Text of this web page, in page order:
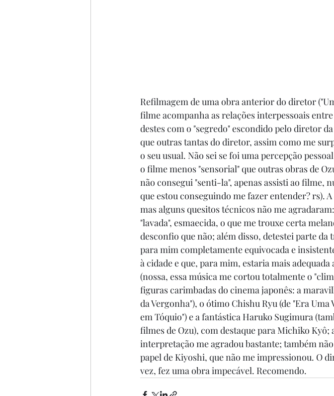
Refilmagem de uma obra anterior do diretor
filme acompanha as relações interpessoais
destes com o "segredo" escondido pelo diretor
que outras tantas do diretor, assim como me
o seu usual. Não sei se foi uma percepção
o filme menos "sensorial" que outras obras de
não consegui "senti-la", apenas assisti ao filme,
que estou conseguindo me fazer entender? rs).
mas alguns quesitos técnicos não me
"lavada", esmaecida, o que me trouxe certa
desconfio que não; além disso, detestei parte
para mim completamente equivocada e
à cidade e que, para mim, estaria mais
(nossa, essa música me cortou totalmente o
figuras carimbadas do cinema japonês: a
da Vergonha"), o ótimo Chishu Ryu (de "Era Uma
em Tóquio") e a fantástica Haruko Sugimura
filmes de Ozu), com destaque para Michiko
interpretação me agradou bastante; também
papel de Kiyoshi, que não me impressionou. O
vez, fez uma obra impecável. Recomendo.